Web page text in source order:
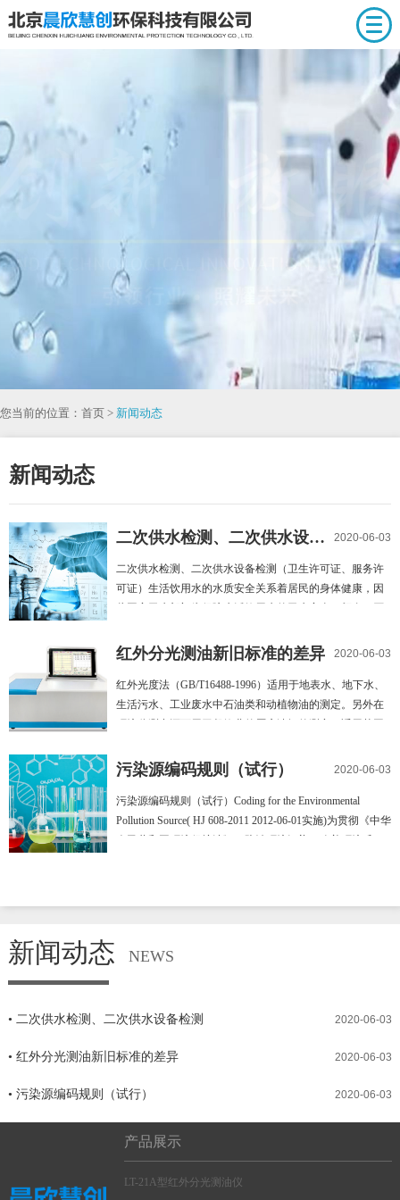
关于我们
产品展示
新闻动态
人才招聘
联系我们
您当前的位置：首页 > 新闻动态
新闻动态
二次供水检测、二次供水设备检测 2020-06-03
二次供水检测、二次供水设备检测（卫生许可证、服务许
可证）生活饮用水的水质安全关系着居民的身体健康，因
类供水尤其是二次供水设施的水质采样点位置、检验项目
部门明确规定：供水责任单位应定期检验水质并登记检验
结果，水质检验工作，应当由具有检验资质的第三方承
红外分光测油新旧标准的差异 2020-06-03
红外光度法（GB/T16488-1996）适用于地表水、地下水、
生活污水、工业废水中石油类和动植物油的测定。另外在
修订，于2012年02月29日由环保部正式发布HJ 637-
（旧标准），采用四氯化碳作为萃取剂。环保部于2018年
10月10日发布《
污染源编码规则（试行） 2020-06-03
污染源编码规则（试行）Coding for the Environmental
Pollution Source( HJ 608-2011 2012-06-01实施)为贯彻《中华
新闻动态 NEWS
• 二次供水检测、二次供水设备检测 2020-06-03
• 红外分光测油新旧标准的差异 2020-06-03
• 污染源编码规则（试行） 2020-06-03
产品展示
LT-21A型红外分光测油仪